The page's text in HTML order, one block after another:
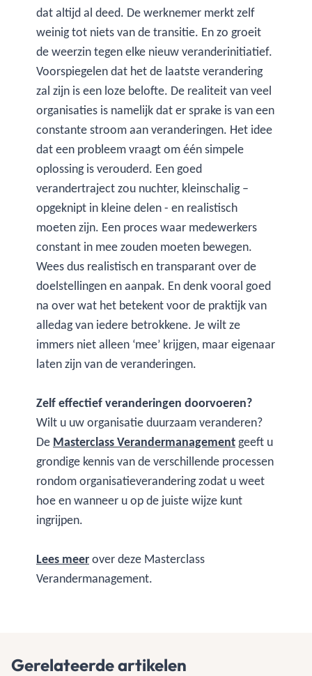
dat altijd al deed. De werknemer merkt zelf
weinig tot niets van de transitie. En zo groeit
de weerzin tegen elke nieuw veranderinitiatief.
Voorspiegelen dat het de laatste verandering
zal zijn is een loze belofte. De realiteit van veel
organisaties is namelijk dat er sprake is van een
constante stroom aan veranderingen. Het idee
dat een probleem vraagt om één simpele
oplossing is verouderd. Een goed
verandertraject zou nuchter, kleinschalig –
opgeknipt in kleine delen - en realistisch
moeten zijn. Een proces waar medewerkers
constant in mee zouden moeten bewegen.
Wees dus realistisch en transparant over de
doelstellingen en aanpak. En denk vooral goed
na over wat het betekent voor de praktijk van
alledag van iedere betrokkene. Je wilt ze
immers niet alleen ‘mee’ krijgen, maar eigenaar
laten zijn van de veranderingen.
Zelf effectief veranderingen doorvoeren?
Wilt u uw organisatie duurzaam veranderen?
De Masterclass Verandermanagement geeft u
grondige kennis van de verschillende processen
rondom organisatieverandering zodat u weet
hoe en wanneer u op de juiste wijze kunt
ingrijpen.
Lees meerover deze Masterclass
Verandermanagement.
Gerelateerde artikelen